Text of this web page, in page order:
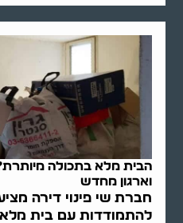
הבית מלא בתכולה
וארגון מחדש
חברת שי פינוי דירה
להתמודדות עם בית